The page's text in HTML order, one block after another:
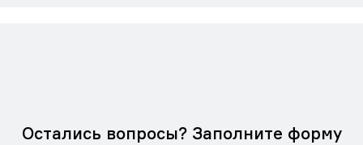
Остались вопросы? Заполните форму